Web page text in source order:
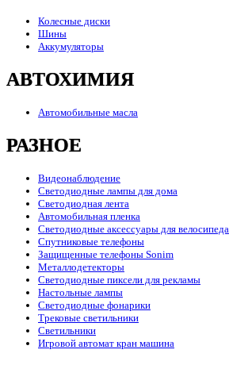
Колесные диски
Шины
Аккумуляторы
АВТОХИМИЯ
Автомобильные масла
РАЗНОЕ
Видеонаблюдение
Светодиодные лампы для дома
Светодиодная лента
Автомобильная пленка
Светодиодные аксессуары для велосипеда
Спутниковые телефоны
Защищенные телефоны Sonim
Металлодетекторы
Светодиодные пиксели для рекламы
Настольные лампы
Светодиодные фонарики
Трековые светильники
Светильники
Игровой автомат кран машина